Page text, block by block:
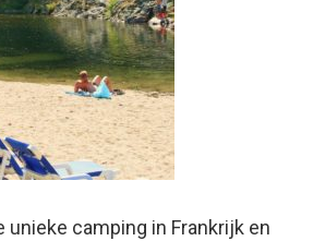
unieke camping in Frankrijk en